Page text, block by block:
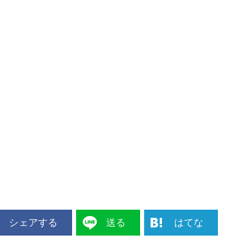
シェアする 送る はてな